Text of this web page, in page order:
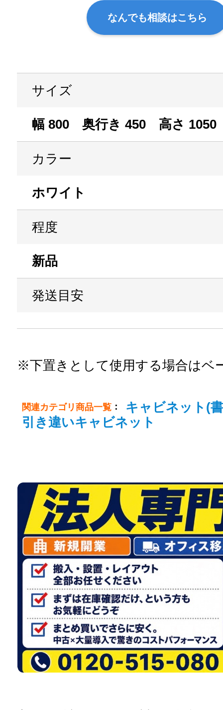
なんでも相談はこちら
サイズ
幅 800 奥行き 450 高さ 1050
カラー
ホワイト
程度
新品
発送目安
※下置きとして使用する場合はベ
関連カテゴリ商品一覧 ：
キャビネット(
引き違いキャビネット